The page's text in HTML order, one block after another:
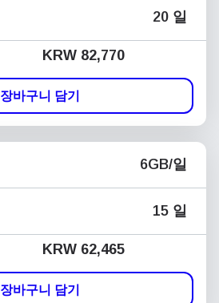
20 일
KRW 82,770
장바구니 담기
6GB/일
15 일
KRW 62,465
장바구니 담기